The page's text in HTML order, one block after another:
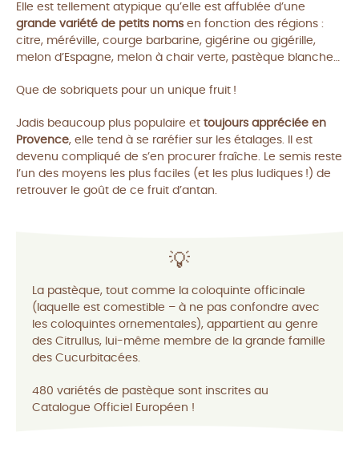
Elle est tellement atypique qu’elle est affublée d’une
grande variété de petits noms en fonction des régions :
citre, méréville, courge barbarine, gigérine ou gigérille,
melon d’Espagne, melon à chair verte, pastèque blanche…
Que de sobriquets pour un unique fruit !
Jadis beaucoup plus populaire et toujours appréciée en
Provence, elle tend à se raréfier sur les étalages . Il est
devenu compliqué de s’en procurer fraîche . Le semis reste
l’un des moyens les plus faciles (et les plus ludiques !) de
retrouver le goût de ce fruit d’antan
💡
La pastèque, tout comme la coloquinte officinale
(laquelle est comestible – à ne pas confondre avec
les coloquintes ornementales), appartient au genre
des Citrullus, lui-même membre de la grande famille
des Cucurbitacées.
480 variétés de pastèque sont inscrites au
Catalogue Officiel Européen !